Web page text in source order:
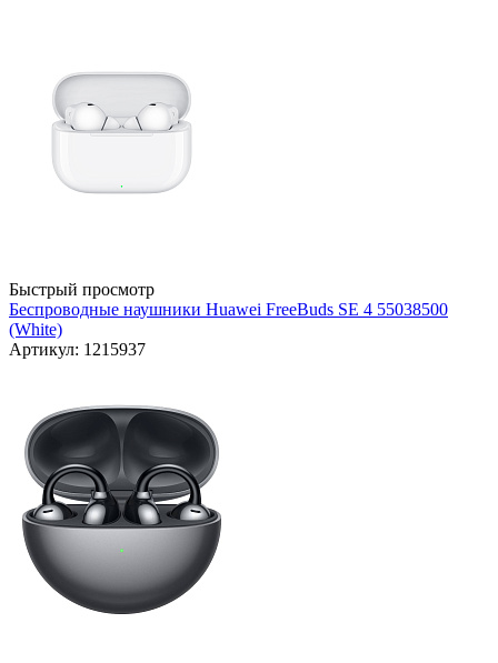
Быстрый просмотр
Беспроводные наушники Huawei FreeBuds SE 4 55038500
(White)
Артикул: 1215937